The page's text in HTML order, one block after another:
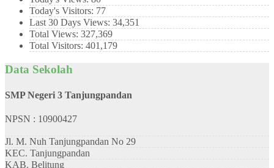
Today's Visitors: 77
Last 30 Days Views: 34,351
Total Views: 327,369
Total Visitors: 401,179
Data Sekolah
SMP Negeri 3 Tanjungpandan
NPSN : 10900427
Jl. M. Nuh Tanjungpandan No 29
KEC. Tanjungpandan
KAB. Belitung